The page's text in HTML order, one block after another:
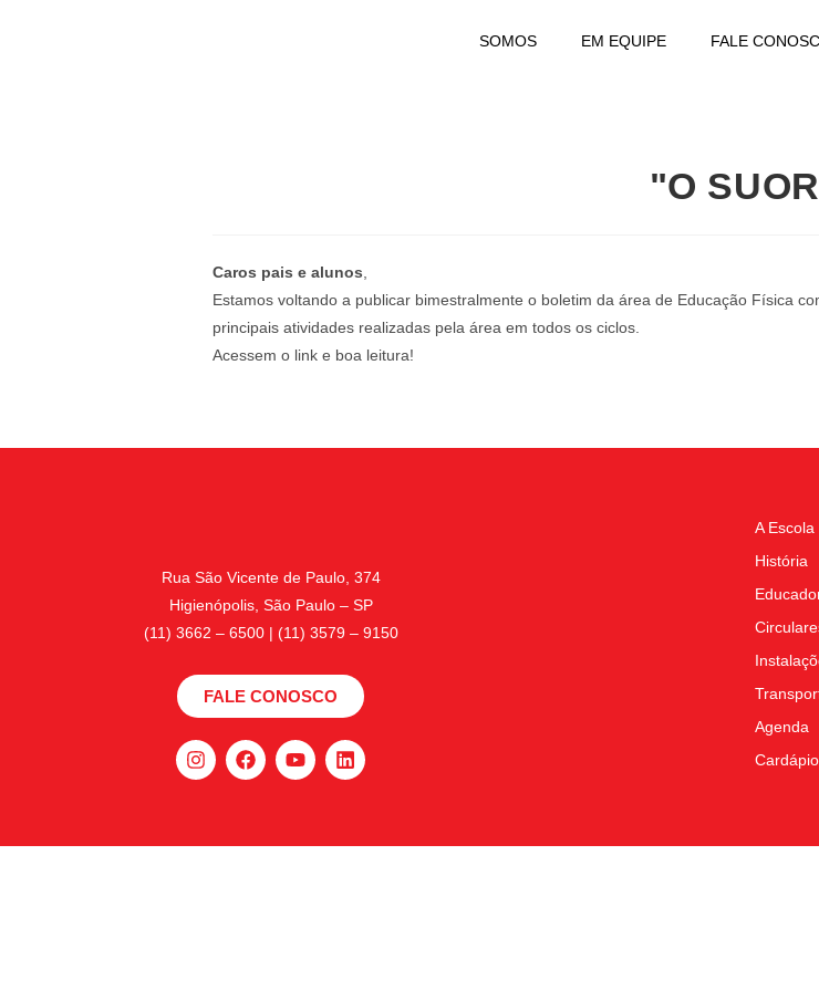
SOMOS EM EQUIPE FALE
"O
Caros pais e alunos
Estamos voltando a publicar bimestralmente o boletim da área de Educação Física
principais atividades realizadas pela área em todos os ciclos.
Acessem o link e boa leitura!
Rua São Vicente de Paulo, 374
Higienópolis, São Paulo – SP
(11) 3662 – 6500 | (11) 3579 – 9150
FALE CONOSCO
A Escola
História
Agenda